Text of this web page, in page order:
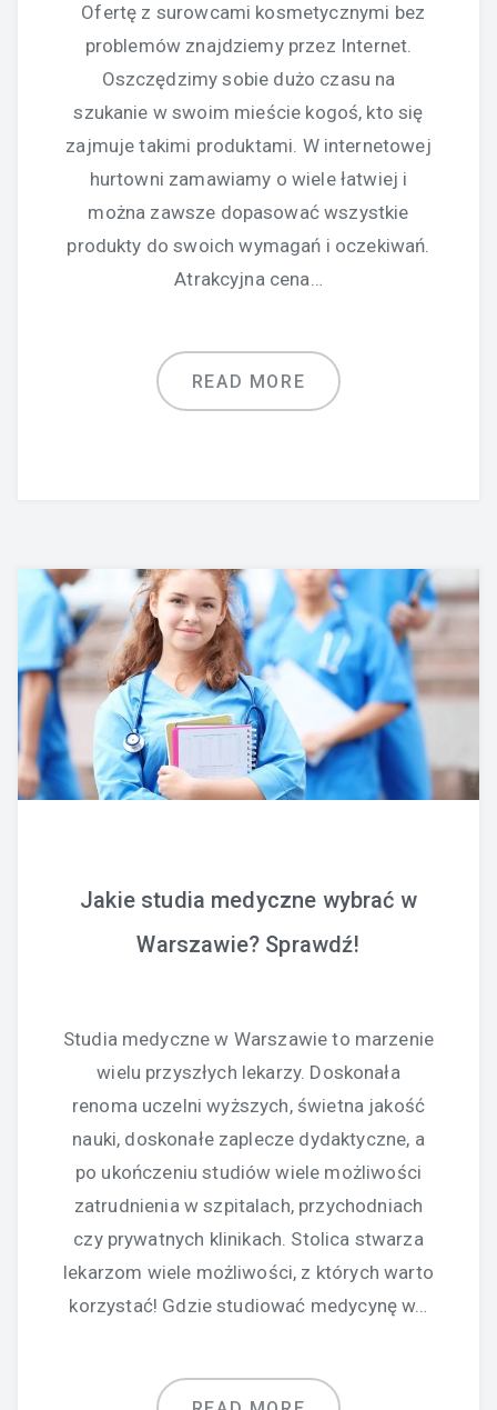
Ofertę z surowcami kosmetycznymi bez
problemów znajdziemy przez Internet.
Oszczędzimy sobie dużo czasu na
szukanie w swoim mieście kogoś, kto się
zajmuje takimi produktami. W internetowej
hurtowni zamawiamy o wiele łatwiej i
można zawsze dopasować wszystkie
produkty do swoich wymagań i oczekiwań.
Atrakcyjna cena…
READ MORE
Jakie studia medyczne wybrać w
Warszawie? Sprawdź!
Studia medyczne w Warszawie to marzenie
wielu przyszłych lekarzy. Doskonała
renoma uczelni wyższych, świetna jakość
nauki, doskonałe zaplecze dydaktyczne, a
po ukończeniu studiów wiele możliwości
zatrudnienia w szpitalach, przychodniach
czy prywatnych klinikach. Stolica stwarza
lekarzom wiele możliwości, z których warto
korzystać! Gdzie studiować medycynę w…